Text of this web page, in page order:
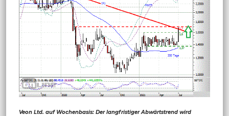
Veon Ltd. auf Wochenbasis: Der langfristiger Abwärtstrend wird